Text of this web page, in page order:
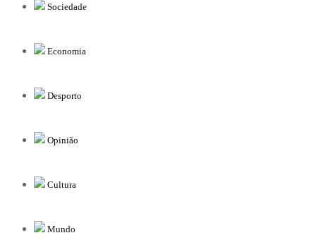
Sociedade
Economia
Desporto
Opinião
Cultura
Mundo